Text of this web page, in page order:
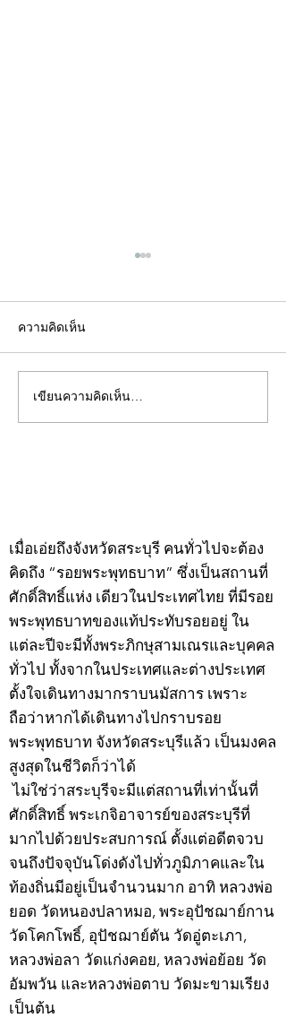
คอลัมน์"จับชีพจรวงการ
พระ"ประจำพุธที่ 29
ความคิดเห็น
เขียนความคิดเห็น…
เมื่อเอ่ยถึงจังหวัดสระบุรี คนทั่วไปจะต้อง
คิดถึง “รอยพระพุทธบาท” ซึ่งเป็นสถานที่
ศักดิ์สิทธิ์แห่ง เดียวในประเทศไทย ที่มีรอย
พระพุทธบาทของแท้ประทับรอยอยู่ ใน
แต่ละปีจะมีทั้งพระภิกษุสามเณรและบุคคล
ทั่วไป ทั้งจากในประเทศและต่างประเทศ
ตั้งใจเดินทางมากราบนมัสการ เพราะ
ถือว่าหากได้เดินทางไปกราบรอย
พระพุทธบาท จังหวัดสระบุรีแล้ว เป็นมงคล
สูงสุดในชีวิตก็ว่าได้
ไม่ใช่ว่าสระบุรีจะมีแต่สถานที่เท่านั้นที่
ศักดิ์สิทธิ์ พระเกจิอาจารย์ของสระบุรีที่
มากไปด้วยประสบการณ์ ตั้งแต่อดีตจวบ
จนถึงปัจจุบันโด่งดังไปทั่วภูมิภาคและใน
ท้องถิ่นมีอยู่เป็นจำนวนมาก อาทิ หลวงพ่อ
ยอด วัดหนองปลาหมอ, พระอุปัชฌาย์กาน
วัดโคกโพธิ์, อุปัชฌาย์ตัน วัดอู่ตะเภา,
หลวงพ่อลา วัดแก่งคอย, หลวงพ่อย้อย วัด
อัมพวัน และหลวงพ่อตาบ วัดมะขามเรียง
เป็นต้น